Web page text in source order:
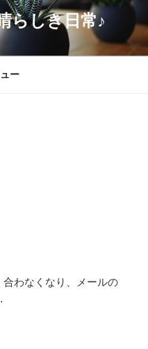
らしき日常♪
ー
わなくなり、メールの